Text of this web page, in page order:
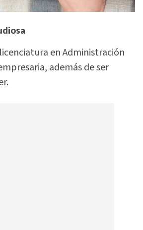
en Administración
además de ser